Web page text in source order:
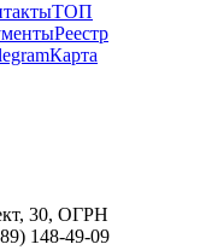
ТОП
Реестр
Карта
30, ОГРН
148-49-09